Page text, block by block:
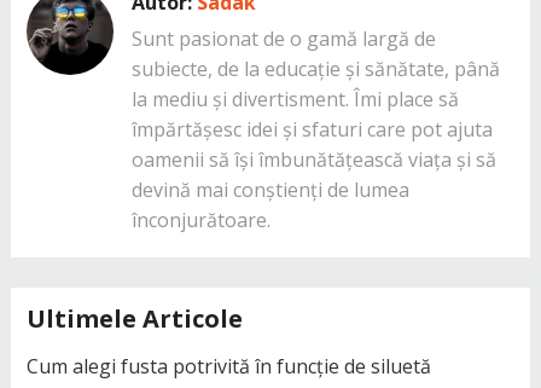
Sunt pasionat de o gamă largă de
subiecte, de la educație și sănătate, până
la mediu și divertisment. Îmi place să
împărtășesc idei și sfaturi care pot ajuta
oamenii să își îmbunătățească viața și să
devină mai conștienți de lumea
înconjurătoare.
Ultimele Articole
Cum alegi fusta potrivită în funcție de siluetă